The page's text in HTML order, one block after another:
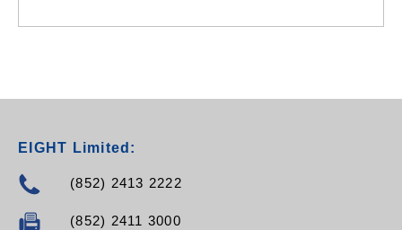
EIGHT Limited:
(852) 2413 2222
(852) 2411 3000